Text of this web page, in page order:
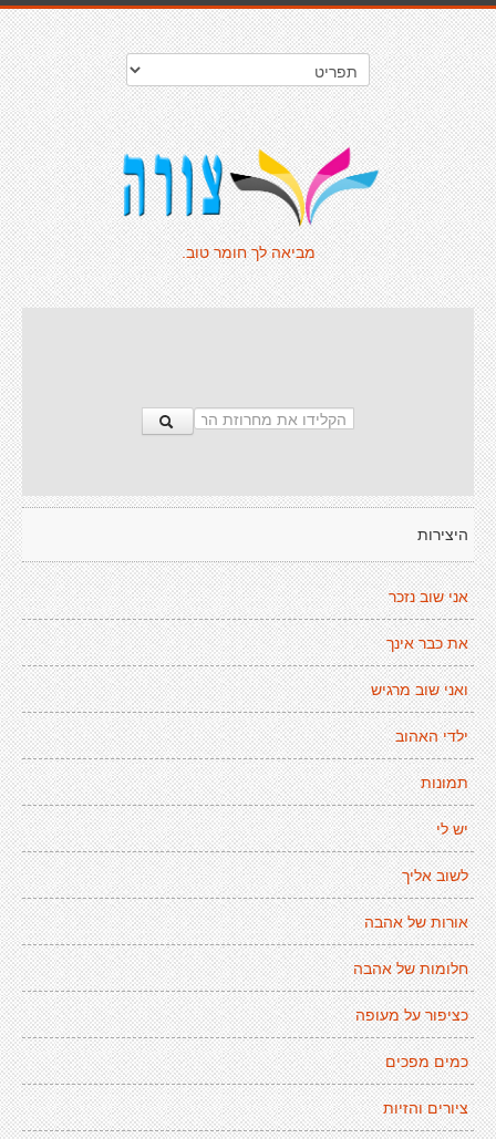
מביאה לך חומר טוב.
היצירות
אני שוב נזכר
את כבר אינך
ואני שוב מרגיש
ילדי האהוב
תמונות
יש לי
לשוב אליך
אורות של אהבה
חלומות של אהבה
כציפור על מעופה
כמים מפכים
ציורים והזיות